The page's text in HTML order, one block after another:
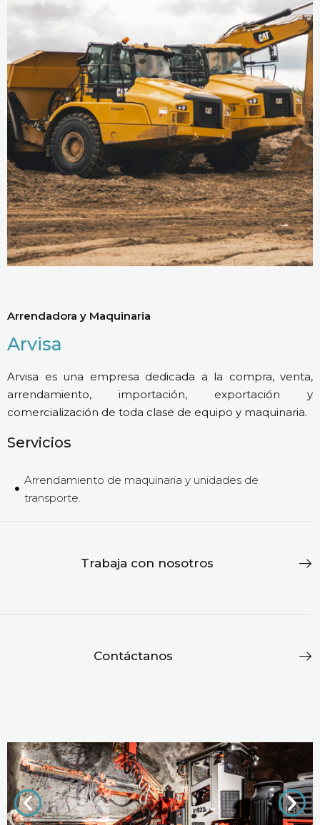
Arrendadora y Maquinaria
Arvisa
Arvisa es una empresa dedicada a la compra, venta,
arrendamiento, importación, exportación y
comercialización de toda clase de equipo y maquinaria.
Servicios
Arrendamiento de maquinaria y unidades de
transporte.
Trabaja con nosotros
Contáctanos